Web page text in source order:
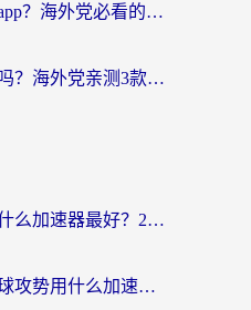
回国怎么使用国外的app？海外党必看的无缝访问国内资源全攻略
斧牛和奇游手游好用吗？海外党亲测3款回国加速器，选对才能无缝刷国内资源
海外玩开心消消乐用什么加速器最好？2026真实体验指南，告别延迟卡顿
英国打反恐精英：全球攻势用什么加速器？2026年实测有效的国服游戏加速指南